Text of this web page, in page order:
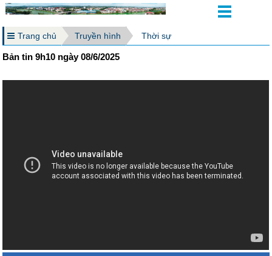
Trang chủ Truyền hình Thời sự
Bản tin 9h10 ngày 08/6/2025